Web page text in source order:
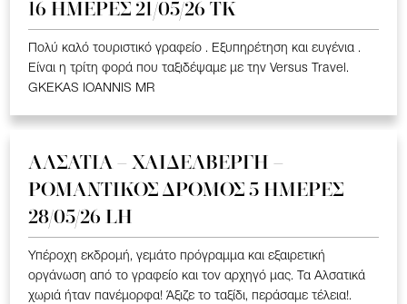
16 ΗΜΕΡΕΣ 21/05/26 TK
Πολύ καλό τουριστικό γραφείο . Εξυπηρέτηση και ευγένια .
Είναι η τρίτη φορά που ταξιδέψαμε με την Versus Travel.
GKEKAS IOANNIS MR
ΑΛΣΑΤΙΑ – ΧΑΙΔΕΛΒΕΡΓΗ –
ΡΟΜΑΝΤΙΚΟΣ ΔΡΟΜΟΣ 5 ΗΜΕΡΕΣ
28/05/26 LH
Υπέροχη εκδρομή, γεμάτο πρόγραμμα και εξαιρετική
οργάνωση από το γραφείο και τον αρχηγό μας. Τα Αλσατικά
χωριά ήταν πανέμορφα! Άξιζε το ταξίδι, περάσαμε τέλεια!.